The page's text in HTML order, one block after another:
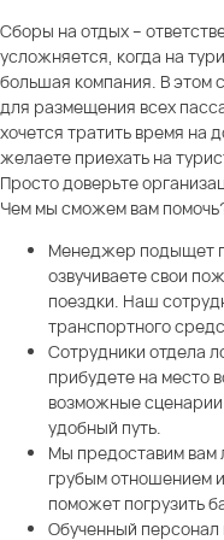
Сборы на отдых –
усложняется, когда на
большая компания. В этом
для размещения всех
хочется тратить время на
желаете приехать на
Просто доверьте
Чем мы сможем вам
Менеджер подыщет
озвучиваете свои
поездки. Наш
транспортного
Сотрудники отдела
прибудете на место
возможные сценарии
удобный путь.
Мы предоставим вам
грубым отношением
поможет погрузить
Обученный